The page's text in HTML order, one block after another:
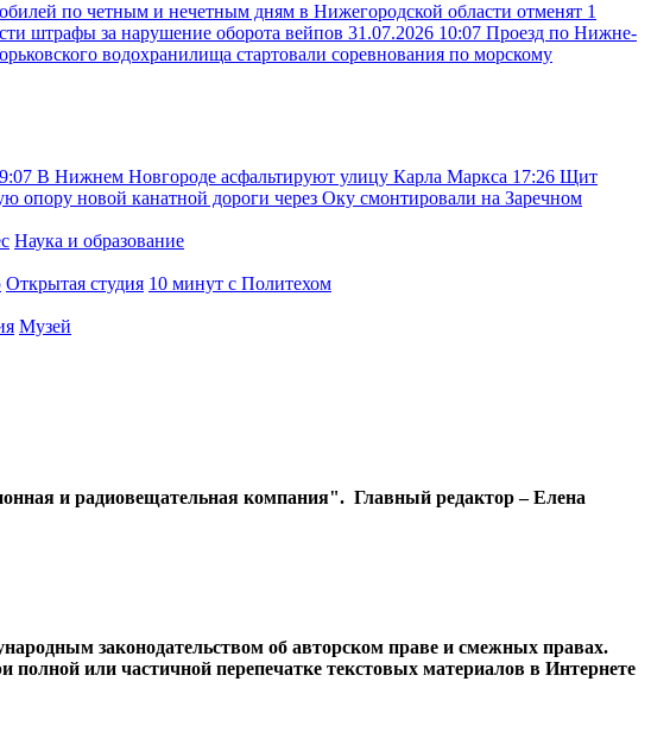
по четным и нечетным дням в Нижегородской области отменят 1
штрафы за нарушение оборота вейпов 31.07.2026 10:07 Проезд по Нижне-
водохранилища стартовали соревнования по морскому
В Нижнем Новгороде асфальтируют улицу Карла Маркса 17:26 Щит
опору новой канатной дороги через Оку смонтировали на Заречном
Наука и образование
Открытая студия 10 минут с Политехом
Музей
и радиовещательная компания". Главный редактор – Елена
законодательством об авторском праве и смежных правах.
или частичной перепечатке текстовых материалов в Интернете